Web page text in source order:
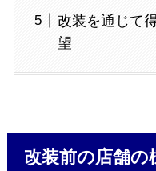
改装を通じて
望
改装前の店舗の